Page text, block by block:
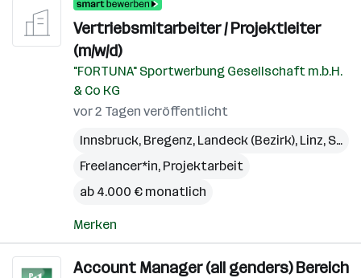
Vertriebsmitarbeiter / Projektleiter
(m/w/d)
"FORTUNA" Sportwerbung Gesellschaft m.b.H.
& Co KG
vor 2 Tagen veröffentlicht
Innsbruck, Bregenz, Landeck (Bezirk), Linz, St. Pölten
Freelancer*in, Projektarbeit
ab 4.000 € monatlich
Merken
Account Manager (all genders) Bereich